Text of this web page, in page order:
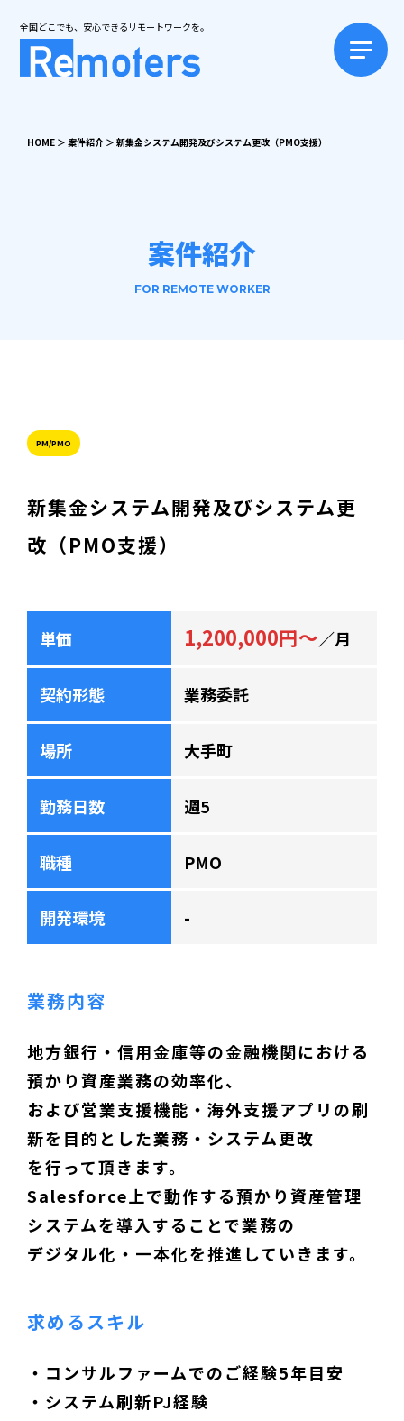
全国どこでも、安心できるリモートワークを。
HOME ＞ 案件紹介 ＞ 新集金システム開発及びシステム更改（PMO支援）
案件紹介
FOR REMOTE WORKER
PM/PMO
新集金システム開発及びシステム更
改（PMO支援）
単価 1,200,000円～／月
契約形態 業務委託
場所 大手町
勤務日数 週5
職種 PMO
開発環境 -
業務内容
地方銀行・信用金庫等の金融機関における
預かり資産業務の効率化、
および営業支援機能・海外支援アプリの刷
新を目的とした業務・システム更改
を行って頂きます。
Salesforce上で動作する預かり資産管理
システムを導入することで業務の
デジタル化・一本化を推進していきます。
求めるスキル
・コンサルファームでのご経験5年目安
・システム刷新PJ経験